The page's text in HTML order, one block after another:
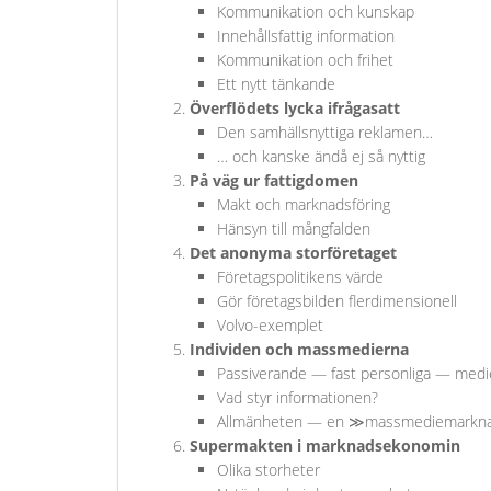
Kommunikation och kunskap
Innehållsfattig information
Kommunikation och frihet
Ett nytt tänkande
Överflödets lycka ifrågasatt
Den samhällsnyttiga reklamen…
… och kanske ändå ej så nyttig
På väg ur fattigdomen
Makt och marknadsföring
Hänsyn till mångfalden
Det anonyma storföretaget
Företagspolitikens värde
Gör företagsbilden flerdimensionell
Volvo-exemplet
Individen och massmedierna
Passiverande — fast personliga —
Vad styr informationen?
Allmänheten — en
Supermakten i marknadsekonomin
Olika storheter